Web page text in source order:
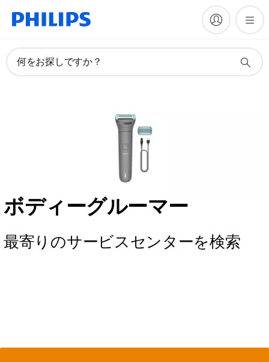
何をお探しですか？
ボディーグルーマー
最寄りのサービスセンターを検索